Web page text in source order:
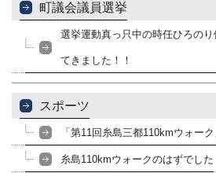
町議会議員選挙
選挙運動真っ只中の時任ひろの
てきました！！
スポーツ
「第11回糸島三都110kmウォー
糸島110kmウォークのはずでした